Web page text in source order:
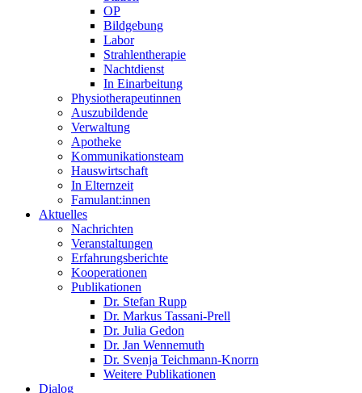
OP
Bildgebung
Labor
Strahlentherapie
Nachtdienst
In Einarbeitung
Physiotherapeutinnen
Auszubildende
Verwaltung
Apotheke
Kommunikationsteam
Hauswirtschaft
In Elternzeit
Famulant:innen
Aktuelles
Nachrichten
Veranstaltungen
Erfahrungsberichte
Kooperationen
Publikationen
Dr. Stefan Rupp
Dr. Markus Tassani-Prell
Dr. Julia Gedon
Dr. Jan Wennemuth
Dr. Svenja Teichmann-Knorrn
Weitere Publikationen
Dialog